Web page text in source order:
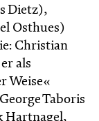
Dietz),
Osthues)
Christian
als
Weise«
Taboris
Hartnagel,